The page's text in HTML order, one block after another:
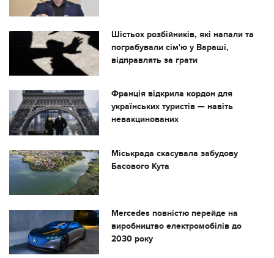
Шістьох розбійників, які напали та
пограбували сім'ю у Вараші,
відправлять за грати
Франція відкрила кордон для
українських туристів — навіть
невакцинованих
Міськрада скасувала забудову
Басового Кута
Mercedes повністю перейде на
виробництво електромобілів до
2030 року